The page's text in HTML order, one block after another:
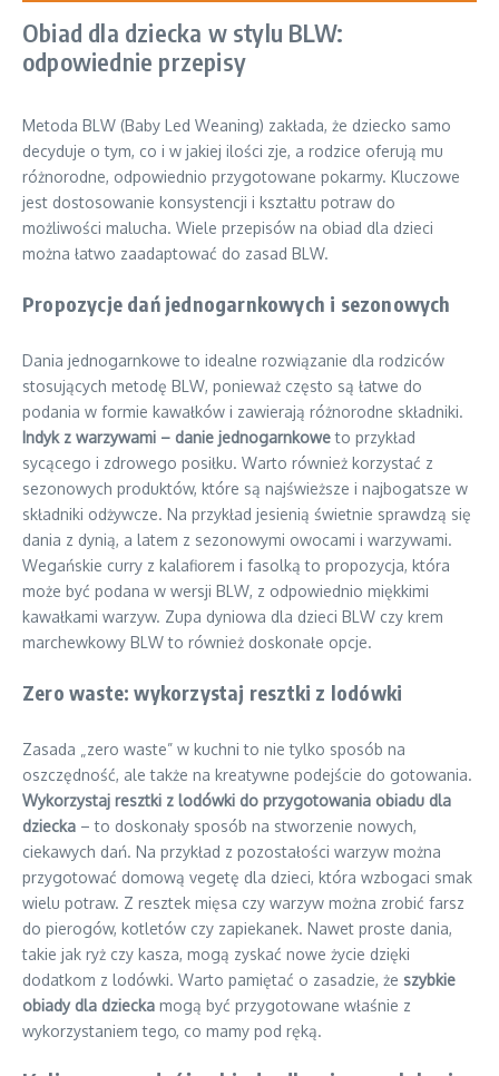
Obiad dla dziecka w stylu BLW:
odpowiednie przepisy
Metoda BLW (Baby Led Weaning) zakłada, że dziecko samo
decyduje o tym, co i w jakiej ilości zje, a rodzice oferują mu
różnorodne, odpowiednio przygotowane pokarmy. Kluczowe
jest dostosowanie konsystencji i kształtu potraw do
możliwości malucha. Wiele przepisów na obiad dla dzieci
można łatwo zaadaptować do zasad BLW.
Propozycje dań jednogarnkowych i sezonowych
Dania jednogarnkowe to idealne rozwiązanie dla rodziców
stosujących metodę BLW, ponieważ często są łatwe do
podania w formie kawałków i zawierają różnorodne składniki.
Indyk z warzywami – danie jednogarnkoweto przykład
sycącego i zdrowego posiłku. Warto również korzystać z
sezonowych produktów, które są najświeższe i najbogatsze w
składniki odżywcze. Na przykład jesienią świetnie sprawdzą się
dania z dynią, a latem z sezonowymi owocami i warzywami.
Wegańskie curry z kalafiorem i fasolką to propozycja, która
może być podana w wersji BLW, z odpowiednio miękkimi
kawałkami warzyw. Zupa dyniowa dla dzieci BLW czy krem
marchewkowy BLW to również doskonałe opcje.
Zero waste: wykorzystaj resztki z lodówki
Zasada „zero waste” w kuchni to nie tylko sposób na
oszczędność, ale także na kreatywne podejście do gotowania.
Wykorzystaj resztki z lodówki do przygotowania obiadu dla
dziecka – to doskonały sposób na stworzenie nowych,
ciekawych dań. Na przykład z pozostałości warzyw można
przygotować domową vegetę dla dzieci, która wzbogaci smak
wielu potraw. Z resztek mięsa czy warzyw można zrobić farsz
do pierogów, kotletów czy zapiekanek. Nawet proste dania,
takie jak ryż czy kasza, mogą zyskać nowe życie dzięki
dodatkom z lodówki. Warto pamiętać o zasadzie, że szybkie
obiady dla dziecka mogą być przygotowane właśnie z
wykorzystaniem tego, co mamy pod ręką.